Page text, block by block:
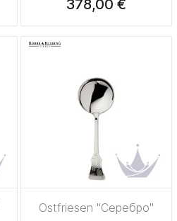
378,00 €
Ostfriesen "Серебро"